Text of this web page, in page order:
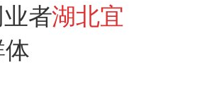
者湖北宜